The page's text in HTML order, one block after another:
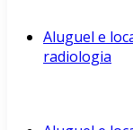
Aluguel e
radiologia